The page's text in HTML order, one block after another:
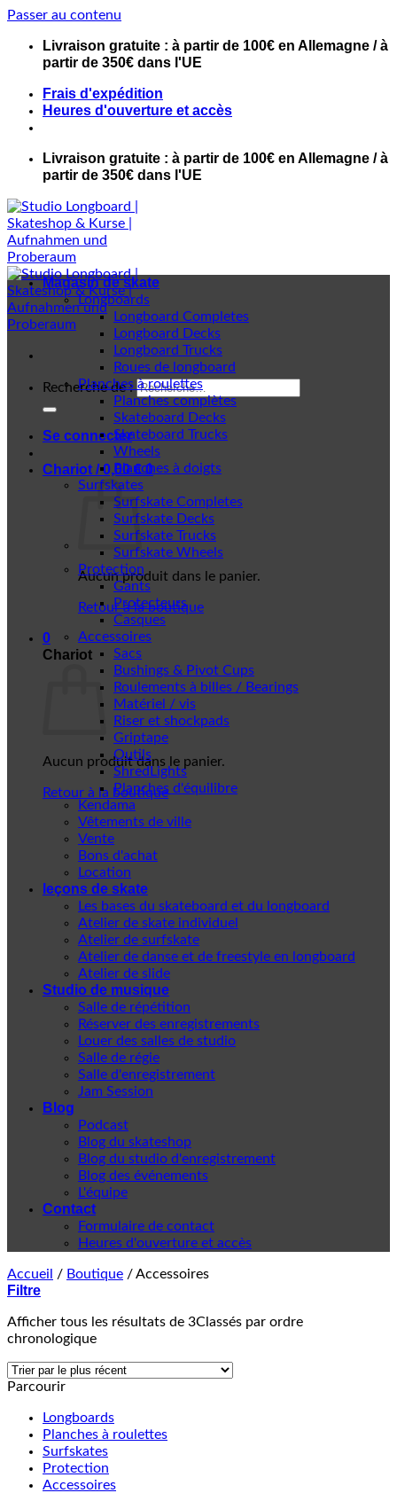
Passer au contenu
Livraison gratuite : à partir de 100€ en Allemagne / à
partir de 350€ dans l'UE
Frais d'expédition
Heures d'ouverture et accès
Livraison gratuite : à partir de 100€ en Allemagne / à
partir de 350€ dans l'UE
Recherche de :
Se connecter
Chariot /0,00€ 0
Aucun produit dans le panier.
Retour à la boutique
0
Chariot
Aucun produit dans le panier.
Retour à la boutique
Magasin de skate
Longboards
Longboard Completes
Longboard Decks
Longboard Trucks
Roues de longboard
Planches à roulettes
Planches complètes
Skateboard Decks
Skateboard Trucks
Wheels
Planches à doigts
Surfskates
Surfskate Completes
Surfskate Decks
Surfskate Trucks
Surfskate Wheels
Protection
Gants
Protecteurs
Casques
Accessoires
Sacs
Bushings & Pivot Cups
Roulements à billes / Bearings
Matériel / vis
Riser et shockpads
Griptape
Outils
ShredLights
Planches d'équilibre
Kendama
Vêtements de ville
Vente
Bons d'achat
Location
leçons de skate
Les bases du skateboard et du longboard
Atelier de skate individuel
Atelier de surfskate
Atelier de danse et de freestyle en longboard
Atelier de slide
Studio de musique
Salle de répétition
Réserver des enregistrements
Louer des salles de studio
Salle de régie
Salle d'enregistrement
Jam Session
Blog
Podcast
Blog du skateshop
Blog du studio d'enregistrement
Blog des événements
L'équipe
Contact
Formulaire de contact
Heures d'ouverture et accès
Accueil / Boutique /Accessoires
Filtre
Afficher tous les résultats de 3Classés par ordre
chronologique
Parcourir
Longboards
Planches à roulettes
Surfskates
Protection
Accessoires